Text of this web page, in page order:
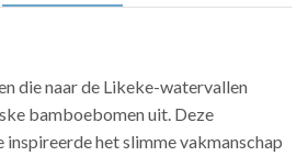
die naar de Likeke-watervallen
bamboebomen uit. Deze
het slimme vakmanschap